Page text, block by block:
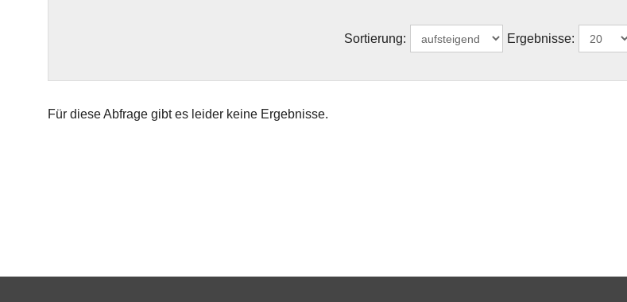
Sortierung: Ergebnisse:
Für diese Abfrage gibt es leider keine Ergebnisse.